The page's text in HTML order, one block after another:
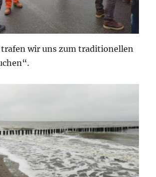
trafen wir uns zum traditionellen